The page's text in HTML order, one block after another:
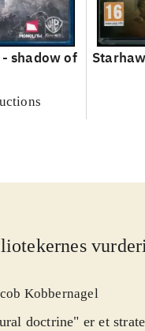
shadow of
Kobbernagel
doctrine" er et